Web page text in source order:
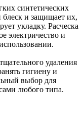
синтетических
блеск и защищает их,
укладку. Расческа
электричество и
удаления
гигиену и
выбор для
любого типа.